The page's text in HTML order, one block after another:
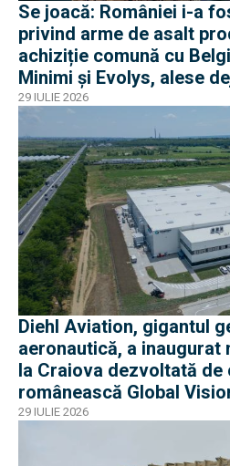
Se joacă: României i-a
privind arme de asalt
achiziție comună cu
Minimi și Evolys, alese
29 IULIE 2026
Diehl Aviation, gigantul
aeronautică, a inaugurat
la Craiova dezvoltată de
românească Global
29 IULIE 2026